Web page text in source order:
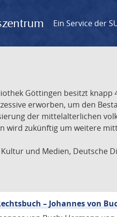
Ein Service der
Göttingen besitzt
erworben, um den
der mittelalterlichen
wird zukünftig um weitere
und Medien, Deutsche
– Johannes von